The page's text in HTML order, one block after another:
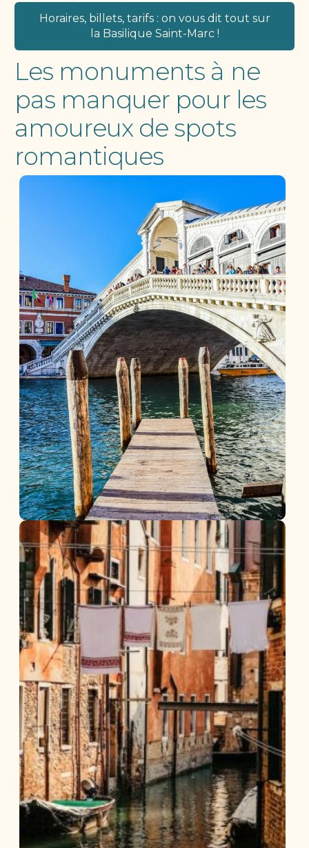
Horaires, billets, tarifs : on vous dit tout sur
la Basilique Saint-Marc !
Les monuments à ne
pas manquer pour les
amoureux de spots
romantiques